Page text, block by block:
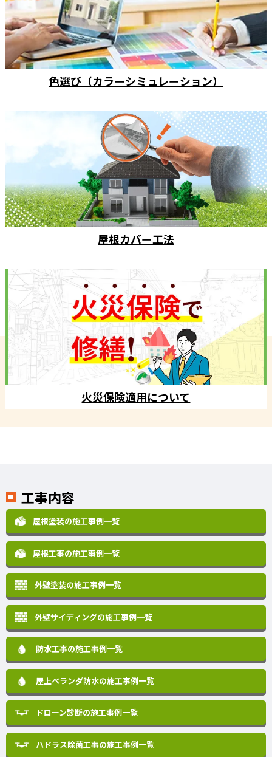
色選び（カラーシミュレーション）
屋根カバー工法
火災保険適用について
工事内容
屋根塗装の施工事例一覧
屋根工事の施工事例一覧
外壁塗装の施工事例一覧
外壁サイディングの施工事例一覧
防水工事の施工事例一覧
屋上ベランダ防水の施工事例一覧
ドローン診断の施工事例一覧
ハドラス除菌工事の施工事例一覧